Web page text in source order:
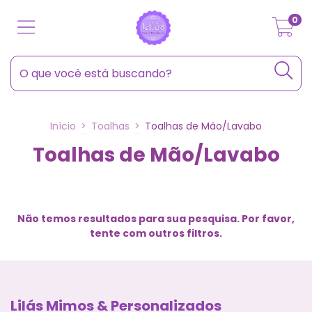
0
Início > Toalhas > Toalhas de Mão/Lavabo
Toalhas de Mão/Lavabo
Não temos resultados para sua pesquisa. Por favor,
tente com outros filtros.
Lilás Mimos & Personalizados